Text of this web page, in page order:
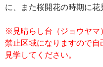
に、また桜開花の時期に花
※見晴らし台（ジョウヤマ
禁止区域になりますので
見学してください。